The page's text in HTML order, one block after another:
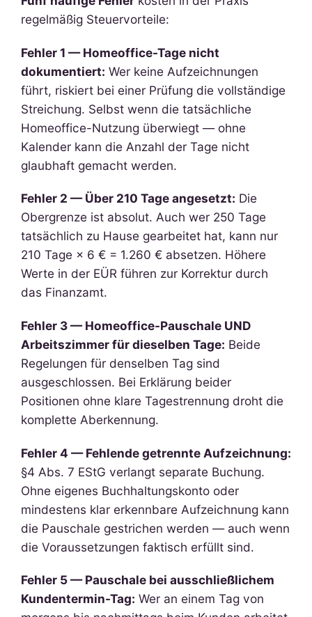
regelmäßig Steuervorteile:
Fehler 1 — Homeoffice-Tage nicht
dokumentiert: Wer keine Aufzeichnungen
führt, riskiert bei einer Prüfung die vollständige
Streichung. Selbst wenn die tatsächliche
Homeoffice-Nutzung überwiegt — ohne
Kalender kann die Anzahl der Tage nicht
glaubhaft gemacht werden.
Fehler 2 — Über 210 Tage angesetzt: Die
Obergrenze ist absolut. Auch wer 250 Tage
tatsächlich zu Hause gearbeitet hat, kann nur
210 Tage × 6 € = 1.260 € absetzen. Höhere
Werte in der EÜR führen zur Korrektur durch
das Finanzamt.
Fehler 3 — Homeoffice-Pauschale UND
Arbeitszimmer für dieselben Tage: Beide
Regelungen für denselben Tag sind
ausgeschlossen. Bei Erklärung beider
Positionen ohne klare Tagestrennung droht die
komplette Aberkennung.
Fehler 4 — Fehlende getrennte Aufzeichnung:
§4 Abs. 7 EStG verlangt separate Buchung.
Ohne eigenes Buchhaltungskonto oder
mindestens klar erkennbare Aufzeichnung kann
die Pauschale gestrichen werden — auch wenn
die Voraussetzungen faktisch erfüllt sind.
Fehler 5 — Pauschale bei ausschließlichem
Kundentermin-Tag: Wer an einem Tag von